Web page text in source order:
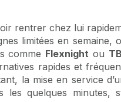
rentrer chez lui
limitées en
comme Flexnight ou
rapides et
la mise en service
quelques minutes,